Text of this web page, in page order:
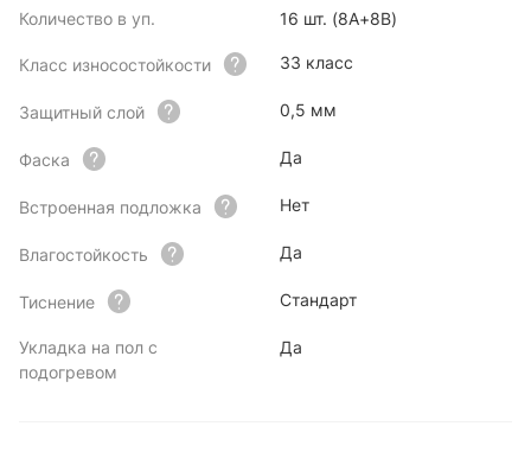
Количество в уп. 16 шт. (8А+8В)
Класс износостойкости 33 класс
Защитный слой 0,5 мм
Фаска Да
Встроенная подложка Нет
Влагостойкость Да
Тиснение Стандарт
Укладка на пол с
подогревом
Да